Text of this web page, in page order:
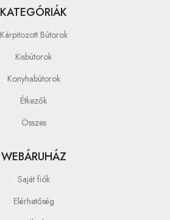
KATEGÓRIÁK
Kárpitozott Bútorok
Kisbútorok
Konyhabútorok
Étkezők
Összes
WEBÁRUHÁZ
Saját fiók
Elérhetőség